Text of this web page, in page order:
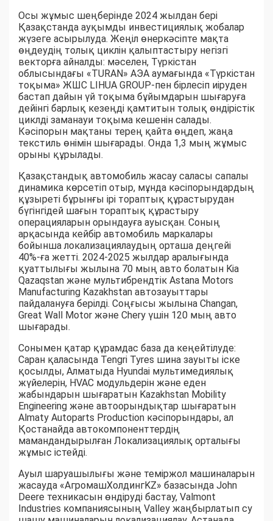
Осы жұмыс шеңберінде 2024 жылдан бері
Қазақстанда ауқымды инвестициялық жобалар
жүзеге асырылуда. Жеңіл өнеркәсіпте мақта
өңдеудің толық циклін қалыптастыру негізгі
векторға айналды: мәселен, Түркістан
облысындағы «TURAN» АЭА аумағында «Түркістан
тоқыма» ЖШС LIHUA GROUP-пен бірлесіп иіруден
бастап дайын үй тоқыма бұйымдарын шығаруға
дейінгі барлық кезеңді қамтитын толық өндірістік
циклді заманауи тоқыма кешенін салады.
Кәсіпорын мақтаны терең қайта өңдеп, жаңа
текстиль өнімін шығарады. Онда 1,3 мың жұмыс
орыны құрылады.
Қазақстандық автомобиль жасау саласы сапалы
динамика көрсетіп отыр, мұнда кәсіпорындардың
құзыреті бұрынғы ірі тораптық құрастырудан
бүгінгідей шағын тораптық құрастыру
операцияларын орындауға ауысқан. Соның
арқасында кейбір автомобиль маркалары
бойынша локализациялаудың орташа деңгейі
40%-ға жетті. 2024-2025 жылдар аралығында
қуаттылығы жылына 70 мың авто болатын Kia
Qazaqstan және мультибрендтік Astana Motors
Manufacturing Kazakhstan автозауыттары
пайдалануға берілді. Соңғысы жылына Changan,
Great Wall Motor және Chery үшін 120 мың авто
шығарады.
Сонымен қатар құрамдас база да кеңейтілуде:
Саран қаласында Tengri Tyres шина зауыты іске
қосылды, Алматыда Hyundai мультимедиялық
жүйелерін, HVAC модульдерін және еден
жабындарын шығаратын Kazakhstan Mobility
Engineering және автоорындықтар шығаратын
Almaty Autoparts Production кәсіпорындары, ал
Қостанайда автокомпоненттердің
мамандандырылған Локализациялық орталығы
жұмыс істейді.
Ауыл шаруашылығы және теміржол машиналарын
жасауда «АгромашХолдингKZ» базасында John
Deere техникасын өндіруді бастау, Valmont
Industries компаниясының Valley жаңбырлатып су